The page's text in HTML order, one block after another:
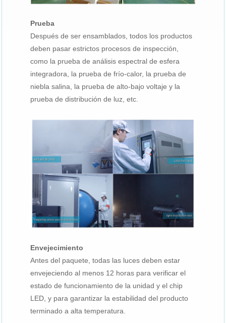
Prueba
Después de ser ensamblados, todos los productos
deben pasar estrictos procesos de inspección,
como la prueba de análisis espectral de esfera
integradora, la prueba de frío-calor, la prueba de
niebla salina, la prueba de alto-bajo voltaje y la
prueba de distribución de luz, etc.
Envejecimiento
Antes del paquete, todas las luces deben estar
envejeciendo al menos 12 horas para verificar el
estado de funcionamiento de la unidad y el chip
LED, y para garantizar la estabilidad del producto
terminado a alta temperatura.